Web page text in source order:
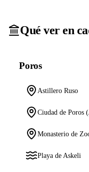
Qué ver en
Poros
Astillero Ruso
Ciudad de Poros
Monasterio de
Playa de Askeli